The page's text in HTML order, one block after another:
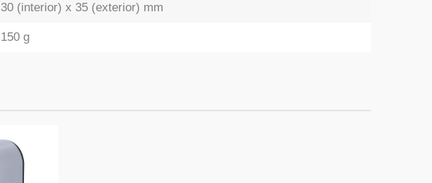
30 (interior) x 35 (exterior) mm
150 g